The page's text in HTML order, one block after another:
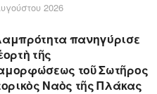
2026
πανηγύρισε
τῆς
τοῦ Σωτῆρος
Ναὸς τῆς Πλάκας